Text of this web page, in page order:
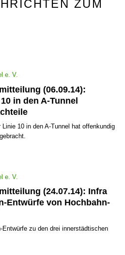
ZUM
(06.09.14):
in den A-Tunnel
10 in den A-Tunnel hat offen­kundig
(24.07.14): Infra
Entwürfe von Hoch­bahn­
zu den drei inner­städtischen